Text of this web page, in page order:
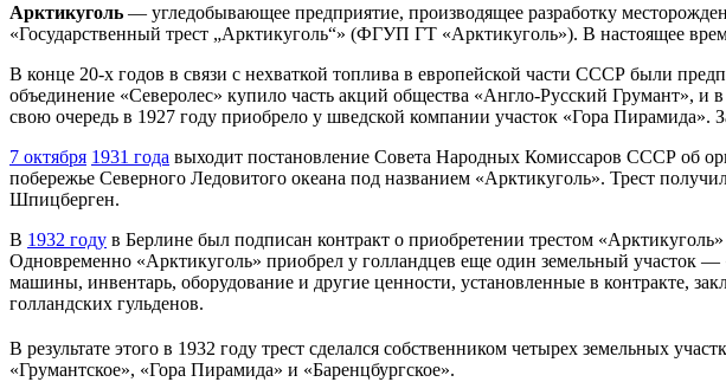
Арктикуголь — угледобывающее предприятие, производящее разработку
«Государственный трест „Арктикуголь“» (ФГУП ГТ «Арктикуголь»). В настоящее
В конце 20-х годов в связи с нехваткой топлива в европейской части СССР были
объединение «Северолес» купило часть акций общества «Англо-Русский Грумант»,
свою очередь в 1927 году приобрело у шведской компании участок «Гора
7 октября 1931 года выходит постановление Совета Народных Комиссаров СССР об
побережье Северного Ледовитого океана под названием «Арктикуголь». Трест
Шпицберген.
В 1932 году в Берлине был подписан контракт о приобретении трестом
Одновременно «Арктикуголь» приобрел у голландцев еще один земельный участок
машины, инвентарь, оборудование и другие ценности, установленные в контракте,
голландских гульденов.
В результате этого в 1932 году трест сделался собственником четырех земельных
«Грумантское», «Гора Пирамида» и «Баренцбургское».